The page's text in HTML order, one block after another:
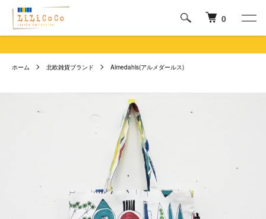
0
ホーム 北欧雑貨ブランド Almedahls(アルメダールス)